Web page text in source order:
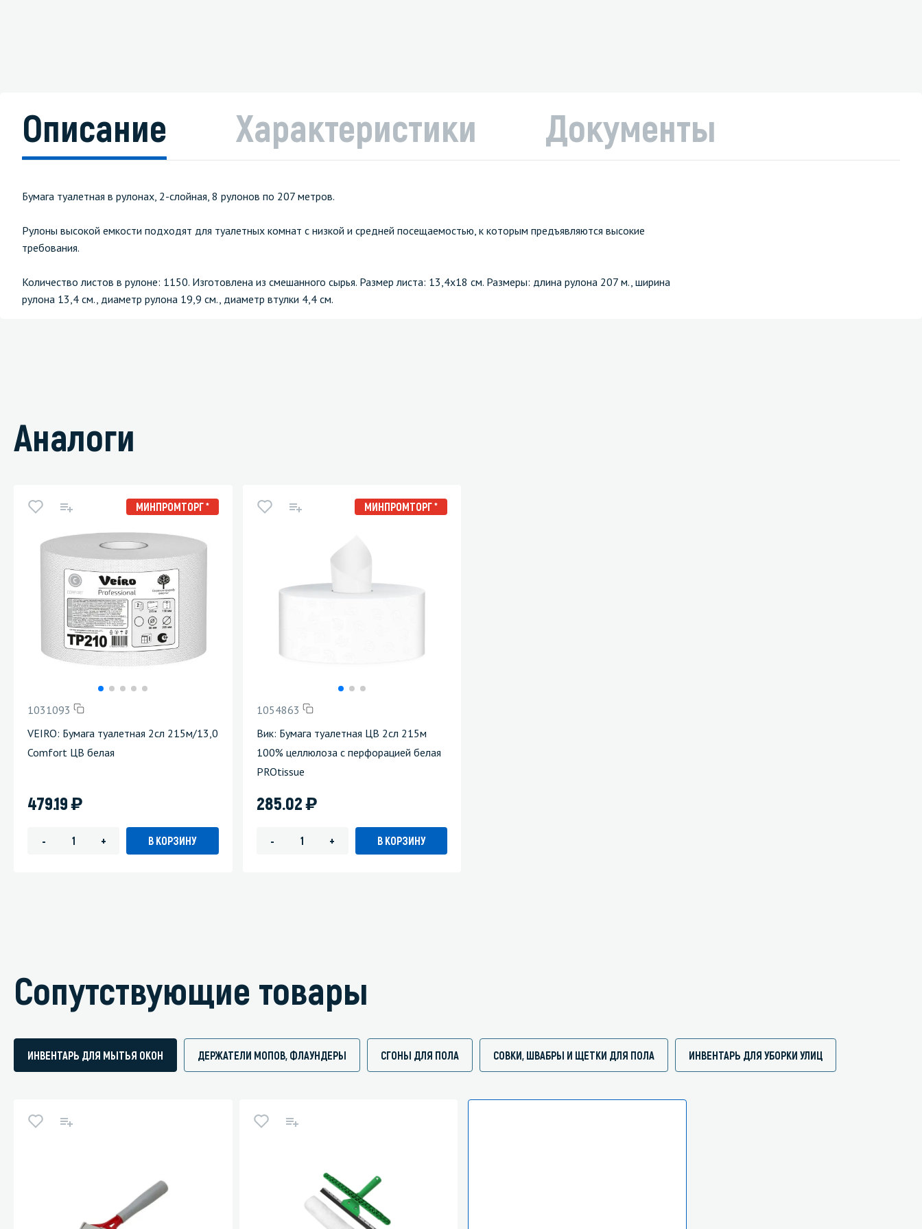
Описание Характеристики Документы
Бумага туалетная в рулонах, 2-слойная, 8 рулонов по 207 метров.
Рулоны высокой емкости подходят для туалетных комнат с низкой и средней посещаемостью, к которым предъявляются высокие
требования.
Количество листов в рулоне: 1150. Изготовлена из смешанного сырья. Размер листа: 13,4х18 см. Размеры: длина рулона 207 м., ширина
рулона 13,4 см., диаметр рулона 19,9 см., диаметр втулки 4,4 см.
Аналоги
МИНПРОМТОРГ *
1031093
VEIRO: Бумага туалетная 2сл 215м/13,0
Comfort ЦВ белая
479.19)
- + В КОРЗИНУ
МИНПРОМТОРГ *
1054863
Вик: Бумага туалетная ЦВ 2сл 215м
100% целлюлоза с перфорацией белая
PROtissue
285.02)
- + В КОРЗИНУ
Сопутствующие товары
ИНВЕНТАРЬ ДЛЯ МЫТЬЯ ОКОН ДЕРЖАТЕЛИ МОПОВ, ФЛАУНДЕРЫ СГОНЫ ДЛЯ ПОЛА СОВКИ, ШВАБРЫ И ЩЕТКИ ДЛЯ ПОЛА ИНВЕНТАРЬ ДЛЯ УБОРКИ УЛИЦ